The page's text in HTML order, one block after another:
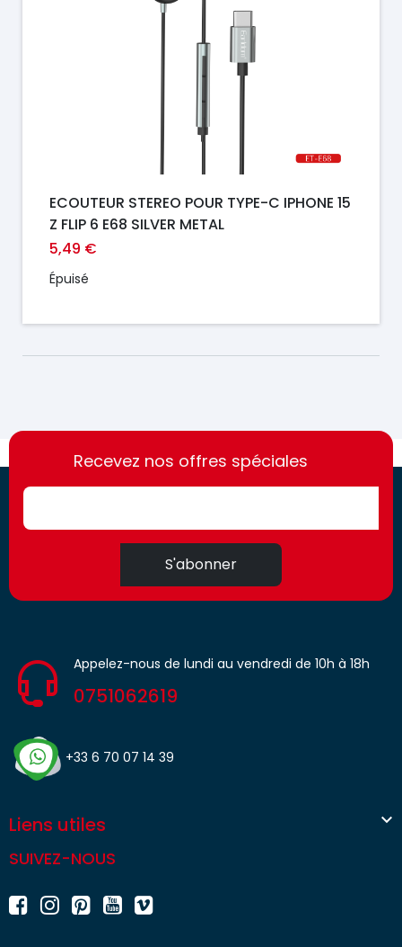
ECOUTEUR STEREO POUR TYPE-C IPHONE 15
Z FLIP 6 E68 SILVER METAL
5,49 €
Épuisé
https://france-
access.fr
https://france-
access.fr
Recevez nos offres spéciales
S'abonner
Appelez-nous de lundi au vendredi de 10h à 18h
0751062619
+33 6 70 07 14 39
Liens utiles 
SUIVEZ-NOUS